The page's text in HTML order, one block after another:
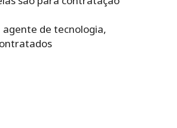
agente de tecnologia,